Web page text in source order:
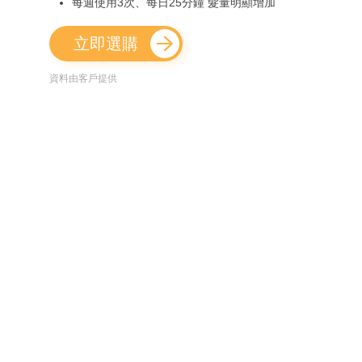
每週使用3次、每日25分鐘 髮量明顯增加
立即選購
資料由客戶提供